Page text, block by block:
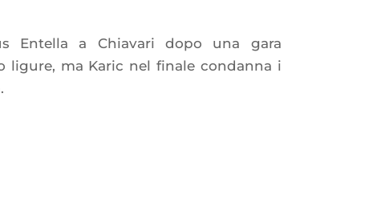
Entella a Chiavari dopo una gara
ligure, ma Karic nel finale condanna i